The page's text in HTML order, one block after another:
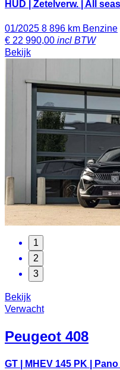
HUD | Zetelverw. | All
01/2025 8 896 km Benzine
€ 22 990,00 incl BTW
Bekijk
1
2
3
Bekijk
Verwacht
Peugeot 408
GT | MHEV 145 PK |